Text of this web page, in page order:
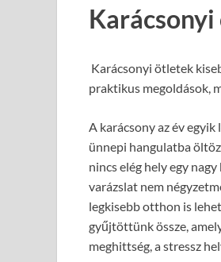
Karácsonyi ötletek
praktikus megoldások,
A karácsony az év
ünnepi hangulatba
nincs elég hely egy
varázslat nem
legkisebb otthon is
gyűjtöttünk össze,
meghittség, a stressz